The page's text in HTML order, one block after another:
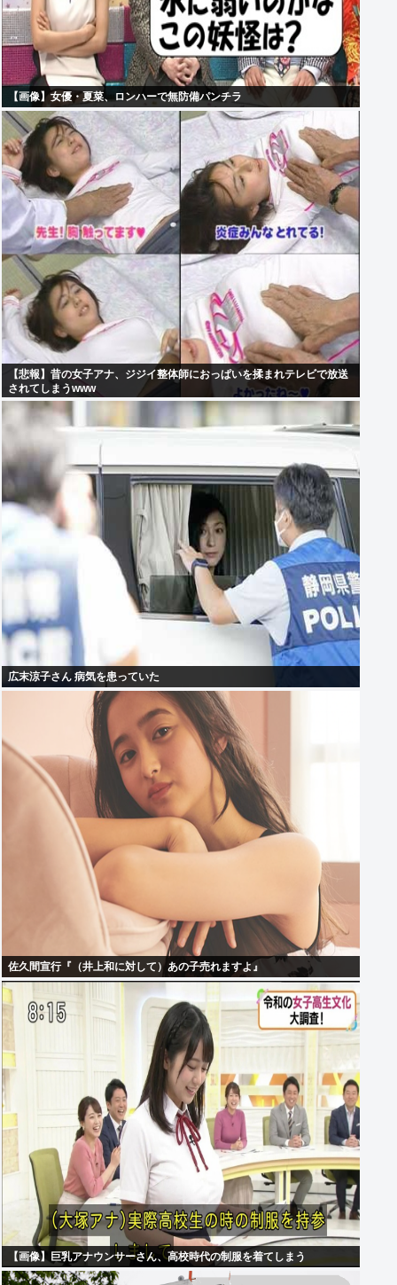
【画像】女優・夏菜、ロンハーで無防備パンチラ
【悲報】昔の女子アナ、ジジイ整体師におっぱいを揉まれテレビで放送
されてしまうwww
広末涼子さん 病気を患っていた
佐久間宣行『（井上和に対して）あの子売れますよ』
【画像】巨乳アナウンサーさん、高校時代の制服を着てしまう